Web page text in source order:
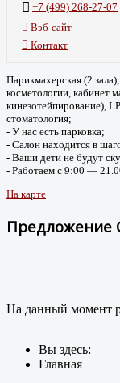
+7 (499) 268-27-07
Вэб-сайт
Контакт
Парикмахерская (2
косметологии, кабинет
кинезотейпирование),
стоматология;
- У нас есть парковка;
- Салон находится в
- Ваши дети не будут
- Работаем с 9:00 —
На карте
Предложение
На данный момент
Вы здесь:
Главная